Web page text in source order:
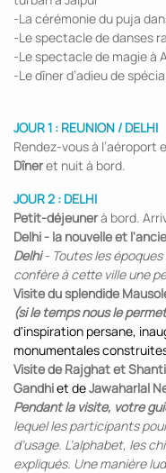
-La cérémonie du puja
-Le spectacle de danses
-Le spectacle de magie à
-Le dîner d’adieu de
JOUR 1 : REUNION / DELHI
Rendez-vous à l’aéroport
Dîneret nuit à bord.
JOUR 2 : DELHI
Petit-déjeunerà bord.
Delhi - la nouvelle et
Delhi- Toutes les époques
confère à cette ville une
Visite du splendide
(si le temps nous le
d'inspiration persane,
monumentales
Visite de Rajghat et
Gandhiet deJawaharlal
Pendant la visite, votre
lequel les participants
d’usage. L’alphabet, les
expliqués. Une manière